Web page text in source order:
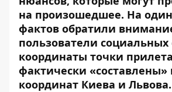
на произошедшее. На
фактов обратили
пользователи социальных
координаты точки
фактически «составлены»
координат Киева и Львова.